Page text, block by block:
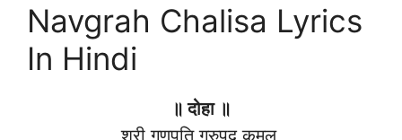
Navgrah Chalisa Lyrics
In Hindi
॥ दोहा ॥
श्री गणपति गुरुपद कमल,